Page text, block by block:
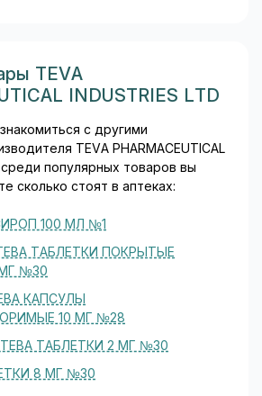
TEVA
INDUSTRIES LTD
с другими
TEVA PHARMACEUTICAL
среди популярных товаров вы
сколько стоят в аптеках:
100 МЛ №1
ТАБЛЕТКИ ПОКРЫТЫЕ
№30
КАПСУЛЫ
10 МГ №28
ТАБЛЕТКИ 2 МГ №30
8 МГ №30